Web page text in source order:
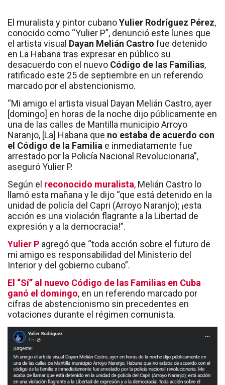
El muralista y pintor cubanoYulier Rodríguez Pérez,
conocido como “Yulier P”, denunció este lunes que
el artista visual Dayan Melián Castro fue detenido
en La Habana tras expresar en público su
desacuerdo con el nuevo Código de las Familias,
ratificado este 25 de septiembre en un referendo
marcado por el abstencionismo.
“Mi amigo el artista visual Dayan Melián Castro, ayer
[domingo] en horas de la noche dijo públicamente en
una de las calles de Mantilla municipio Arroyo
Naranjo, [La] Habana que no estaba de acuerdo con
el Código de la Familia e inmediatamente fue
arrestado por la Policía Nacional Revolucionaria”,
aseguró Yulier P.
Según el reconocido muralista, Melián Castro lo
llamó esta mañana y le dijo “que está detenido en la
unidad de policía del Capri (Arroyo Naranjo); ¡esta
acción es una violación flagrante a la Libertad de
expresión y a la democracia!”.
Yulier P agregó que “toda acción sobre el futuro de
mi amigo es responsabilidad del Ministerio del
Interior y del gobierno cubano”.
El “Sí” al nuevo Código de las Familias en Cuba
ganó el domingo, en un referendo marcado por
cifras de abstencionismo sin precedentes en
votaciones durante el régimen comunista.